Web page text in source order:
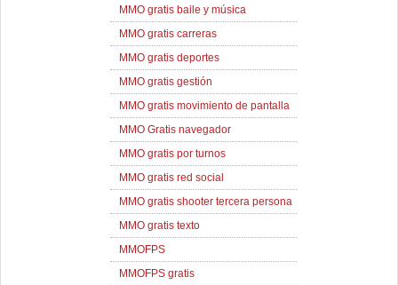
MMO gratis baile y música
MMO gratis carreras
MMO gratis deportes
MMO gratis gestión
MMO gratis movimiento de pantalla
MMO Gratis navegador
MMO gratis por turnos
MMO gratis red social
MMO gratis shooter tercera persona
MMO gratis texto
MMOFPS
MMOFPS gratis